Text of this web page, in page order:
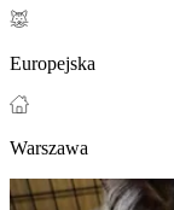
Europejska
Warszawa